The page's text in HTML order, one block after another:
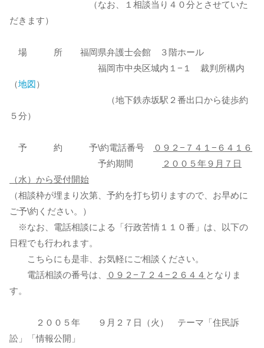
（なお、１相談当り４０分とさせていた
だきます）
場 所 福岡県弁護士会館 ３階ホール
福岡市中央区城内１−１ 裁判所構内
（地図）
（地下鉄赤坂駅２番出口から徒歩約
５分）
予 約 予\約電話番号
０９２−７４１−６４１６
予約期間
２００５年９月７日
（水）から受付開始
（相談枠が埋まり次第、予約を打ち切りますので、お早めに
ご予\約ください。）
※なお、電話相談による「行政苦情１１０番」は、以下の
日程でも行われます。
こちらにも是非、お気軽にご相談ください。
電話相談の番号は、
０９２−７２４−２６４４ となりま
す。
２００５年 ９月２７日（火） テーマ「住民訴
訟」「情報公開」